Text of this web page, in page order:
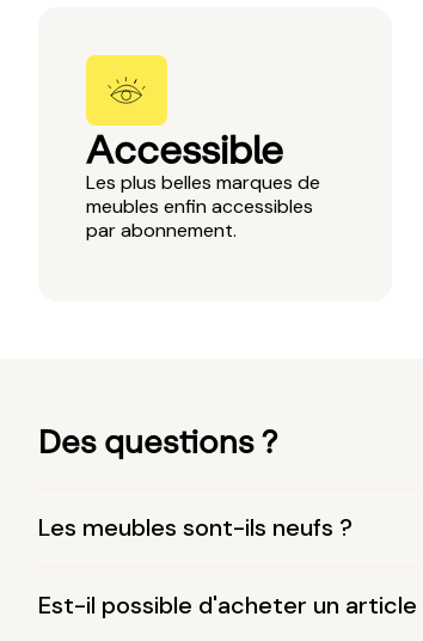
Accessible
Les plus belles marques de
meubles enfin accessibles
par abonnement.
Des questions ?
Les meubles sont-ils neufs ?
Est-il possible d'acheter un article